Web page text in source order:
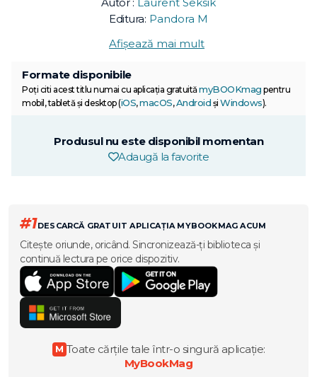
Editura: Pandora M
Afișează mai mult
Formate disponibile
Poți citi acest titlu numai cu aplicația gratuitămyBOOKmag pentru
mobil, tabletă și desktop (iOS,macOS,Android și Windows).
Produsul nu este disponibil momentan
Adaugă la favorite
#1DESCARCĂ GRATUIT APLICAȚIA MYBOOKMAG ACUM
Citește oriunde, oricând. Sincronizează-ți biblioteca și
continuă lectura pe orice dispozitiv.
M Toate cărțile tale într-o singură aplicație:
MyBookMag